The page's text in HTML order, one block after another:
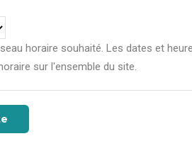
horaire souhaité. Les dates et
sur l'ensemble du site.